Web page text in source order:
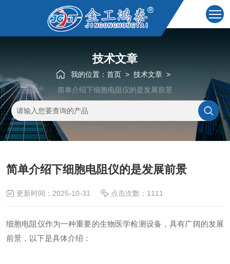
技术文章
我的位置： 首页 > 技术文章 >
简单介绍下细胞电阻仪的是发展前景
简单介绍下细胞电阻仪的是发展前景
更新时间：2025-10-31 点击次数：1111
细胞电阻仪作为一种重要的生物医学检测设备，具有广阔的发展
前景，以下是具体介绍：